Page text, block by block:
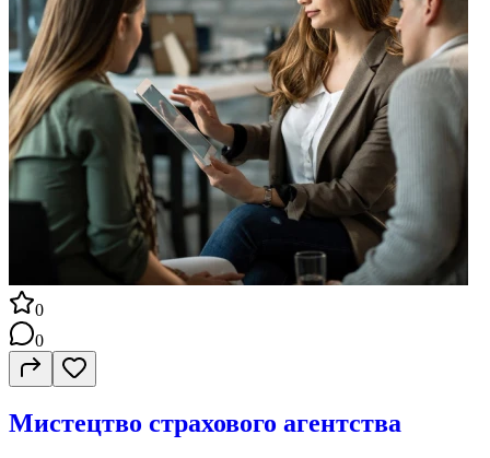
0
0
Мистецтво страхового агентства